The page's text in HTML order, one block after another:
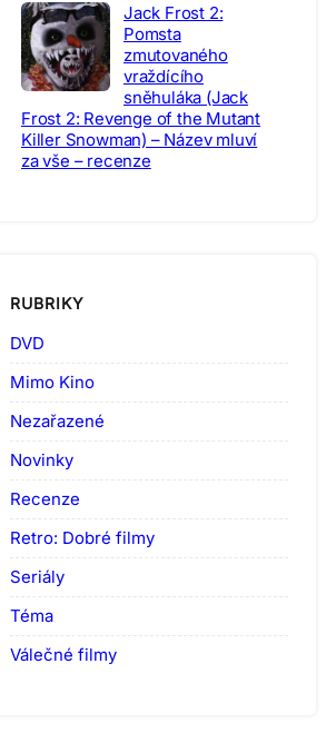
Jack Frost 2:
Pomsta
zmutovaného
vraždícího
sněhuláka (Jack
Frost 2: Revenge of the Mutant
Killer Snowman) – Název mluví
za vše – recenze
RUBRIKY
DVD
Mimo Kino
Nezařazené
Novinky
Recenze
Retro: Dobré filmy
Seriály
Téma
Válečné filmy